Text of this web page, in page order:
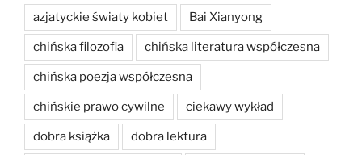
azjatyckie światy kobiet Bai Xianyong
chińska filozofia chińska literatura współczesna
chińska poezja współczesna
chińskie prawo cywilne ciekawy wykład
dobra książka dobra lektura